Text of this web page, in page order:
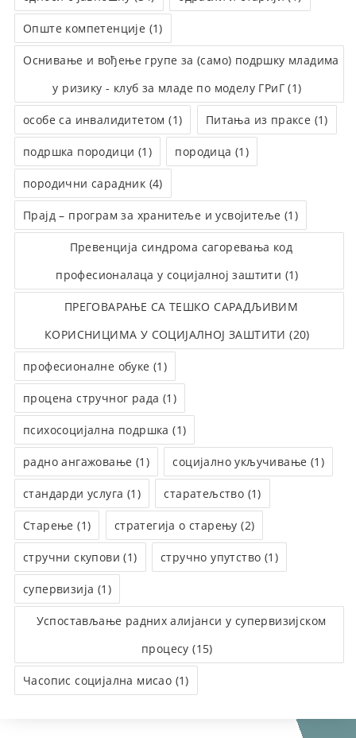
Опште компетенције (1)
Оснивање и вођење групе за (само) подршку младима
у ризику - клуб за младе по моделу ГРиГ (1)
особе са инвалидитетом (1) Питања из праксе (1)
подршка породици (1) породица (1)
породични сарадник (4)
Прајд – програм за хранитеље и усвојитеље (1)
Превенција синдрома сагоревања код
професионалаца у социјалној заштити (1)
ПРЕГОВАРАЊЕ СА ТЕШКО САРАДЉИВИМ
КОРИСНИЦИМА У СОЦИЈАЛНОЈ ЗАШТИТИ (20)
професионалне обуке (1)
процена стручног рада (1)
психосоцијална подршка (1)
радно ангажовање (1) социјално укључивање (1)
стандарди услуга (1) старатељство (1)
Старење (1) стратегија о старењу (2)
стручни скупови (1) стручно упутство (1)
супервизија (1)
Успостављање радних алијанси у супервизијском
процесу (15)
Часопис социјална мисао (1)